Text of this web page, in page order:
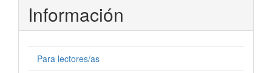
Información
Para lectores/as